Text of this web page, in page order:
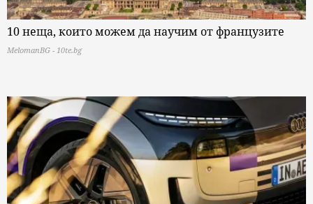
10 неща, които можем да научим от французите
MelomanBG - 10te.bg